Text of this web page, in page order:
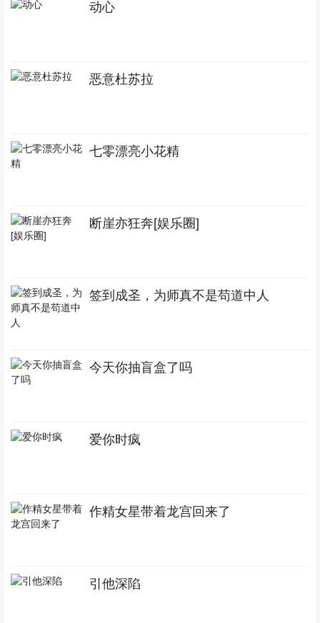
动心
恶意杜苏拉
七零漂亮小花精
断崖亦狂奔[娱乐圈]
签到成圣，为师真不是苟道中人
今天你抽盲盒了吗
爱你时疯
作精女星带着龙宫回来了
引他深陷